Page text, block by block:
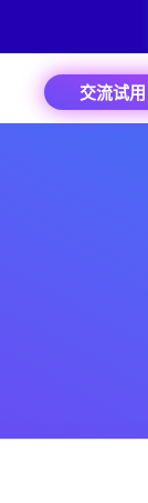
交流试用